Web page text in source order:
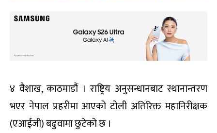
४ वैशाख, काठमाडौं । राष्ट्रिय अनुसन्धानबाट स्थानान्तरण
भएर नेपाल प्रहरीमा आएको टोली अतिरिक्त महानिरीक्षक
(एआईजी) बढुवामा छुटेको छ ।